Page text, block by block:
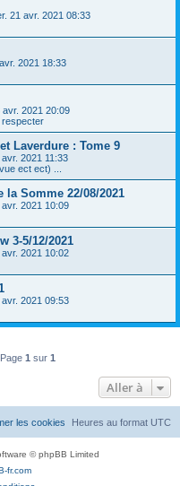
21 avr. 2021 08:33
2021 18:33
avr. 2021 20:09
respecter
Laverdure : Tome 9
2021 11:33
ect ect) ...
Somme 22/08/2021
2021 10:09
3-5/12/2021
2021 10:02
2021 09:53
1 sur 1
Aller à
Heures au format UTC
les cookies
© phpBB Limited
fr.com